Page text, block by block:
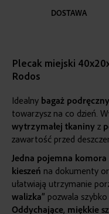
DOSTAWA
Plecak miejski
Rodos
Idealny bagaż podręczny
towarzysz na co dzień.
wytrzymałej tkaniny z
zawartość przed
Jedna pojemna komora
kieszeń na dokumenty
ułatwiają utrzymanie
walizka” pozwala
Oddychające, miękkie